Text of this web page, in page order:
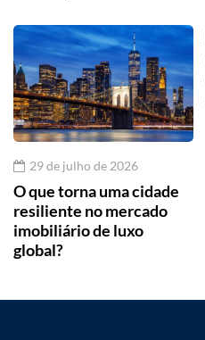
29 de julho de 2026
O que torna uma cidade
resiliente no mercado
imobiliário de luxo
global?